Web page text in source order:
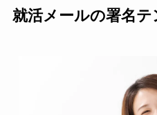
就活メールの署名テ